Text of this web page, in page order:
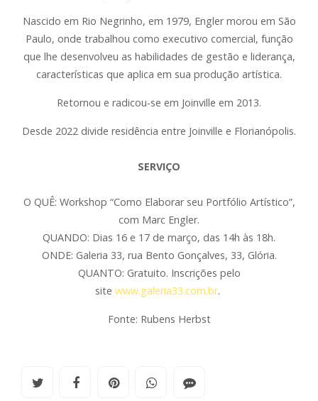
Nascido em Rio Negrinho, em 1979, Engler morou em São
Paulo, onde trabalhou como executivo comercial, função
que lhe desenvolveu as habilidades de gestão e liderança,
características que aplica em sua produção artística.
Retornou e radicou-se em Joinville em 2013.
Desde 2022 divide residência entre Joinville e Florianópolis.
SERVIÇO
O QUÊ: Workshop “Como Elaborar seu Portfólio Artístico”,
com Marc Engler.
QUANDO: Dias 16 e 17 de março, das 14h às 18h.
ONDE: Galeria 33, rua Bento Gonçalves, 33, Glória.
QUANTO: Gratuito. Inscrições pelo
site www.galeria33.com.br.
Fonte: Rubens Herbst